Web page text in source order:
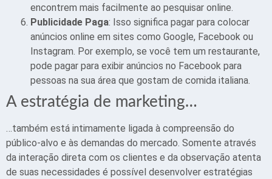
encontrem mais facilmente ao pesquisar online.
Publicidade Paga: Isso significa pagar para colocar
anúncios online em sites como Google, Facebook ou
Instagram. Por exemplo, se você tem um restaurante,
pode pagar para exibir anúncios no Facebook para
pessoas na sua área que gostam de comida italiana.
A estratégia de marketing…
…também está intimamente ligada à compreensão do
público-alvo e às demandas do mercado. Somente através
da interação direta com os clientes e da observação atenta
de suas necessidades é possível desenvolver estratégias